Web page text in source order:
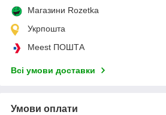
Магазини Rozetka
Укрпошта
Meest ПОШТА
Всі умови доставки
Умови оплати